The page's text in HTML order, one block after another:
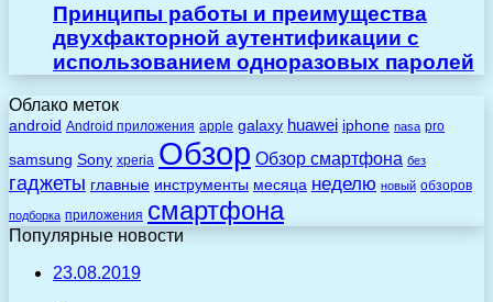
Принципы работы и преимущества
двухфакторной аутентификации с
использованием одноразовых паролей
Облако меток
android Android приложения apple galaxy huawei iphone nasa pro
samsung Sony xperia Обзор Обзор смартфона без
гаджеты главные инструменты месяца неделю новый обзоров
подборка приложения смартфона
Популярные новости
23.08.2019